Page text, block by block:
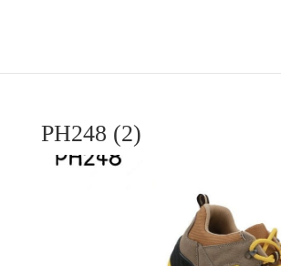
PH248 (2)